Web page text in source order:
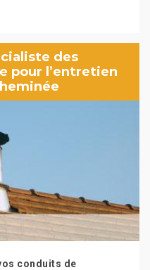
des
pour l’entretien
conduits de